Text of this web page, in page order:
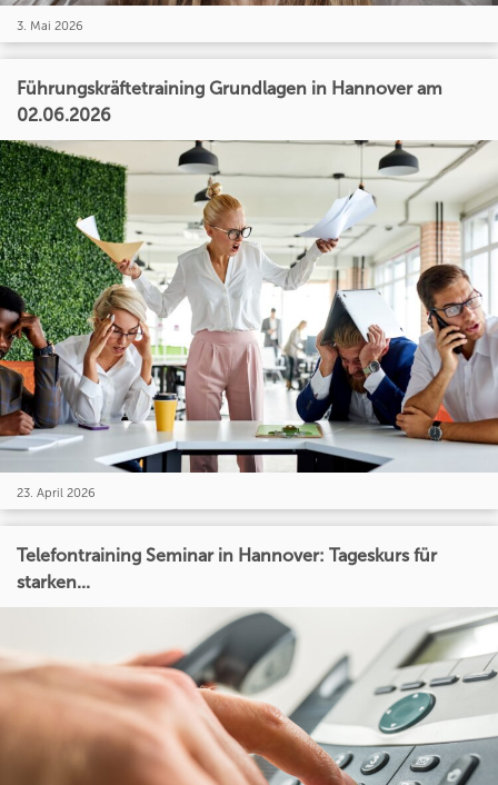
3. Mai 2026
Führungskräftetraining Grundlagen in Hannover am
02.06.2026
23. April 2026
Telefontraining Seminar in Hannover: Tageskurs für
starken...